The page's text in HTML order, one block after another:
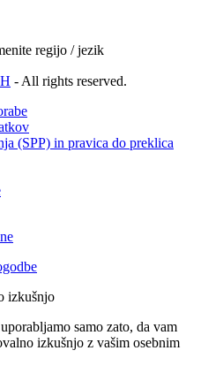
regijo / jezik
- All rights reserved.
(SPP) in pravica do preklica
izkušnjo
samo zato, da vam
izkušnjo z vašim osebnim